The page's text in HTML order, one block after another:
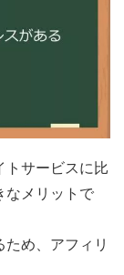
トサービスに比
なメリットで
め、アフィリ